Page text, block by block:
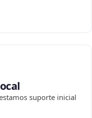
suporte inicial